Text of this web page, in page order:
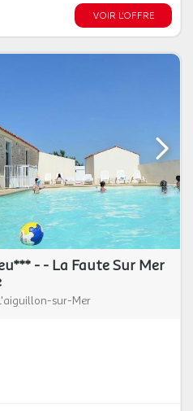
VOIR L'OFFRE
- - La Faute Sur Mer
sur-Mer